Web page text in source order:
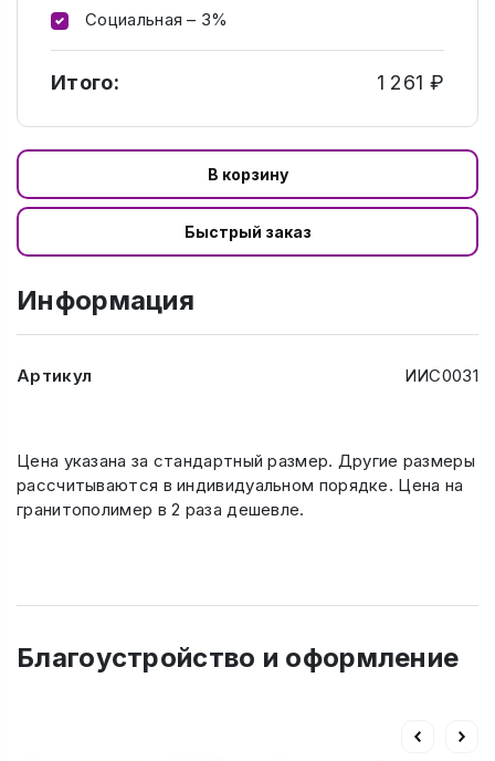
Социальная – 3%
Итого: 1 261 ₽
В корзину
Быстрый заказ
Информация
Артикул ИИС0031
Цена указана за стандартный размер. Другие размеры
рассчитываются в индивидуальном порядке. Цена на
гранитополимер в 2 раза дешевле.
Благоустройство и оформление